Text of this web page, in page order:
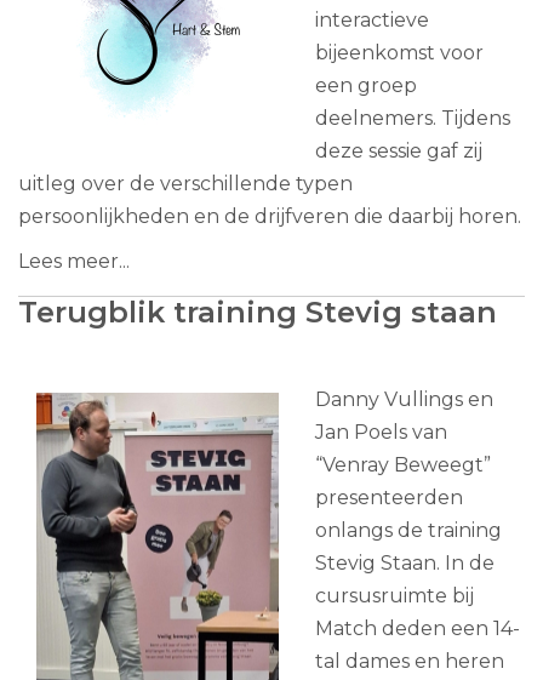
interactieve
bijeenkomst voor
een groep
deelnemers. Tijdens
deze sessie gaf zij
uitleg over de verschillende typen
persoonlijkheden en de drijfveren die daarbij horen.
Lees meer...
Terugblik training Stevig staan
Danny Vullings en
Jan Poels van
“Venray Beweegt”
presenteerden
onlangs de training
Stevig Staan. In de
cursusruimte bij
Match deden een 14-
tal dames en heren